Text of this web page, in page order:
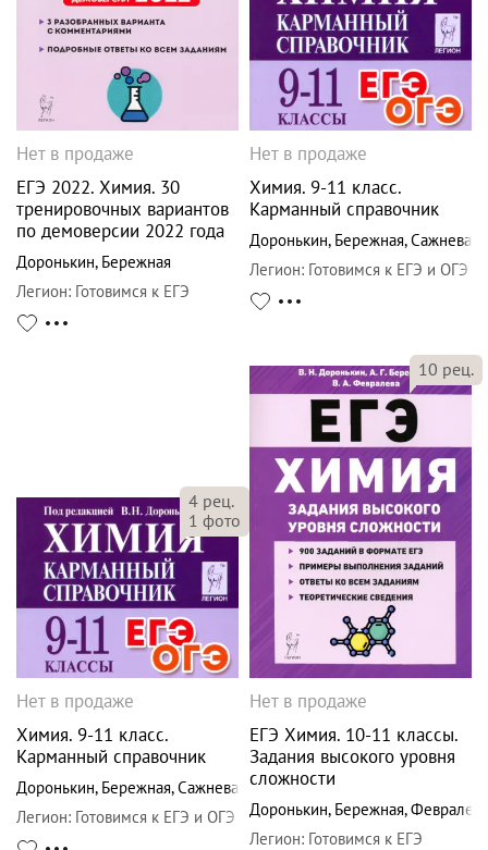
Нет в продаже
ЕГЭ 2022. Химия. 30
тренировочных вариантов
по демоверсии 2022 года
Доронькин, Бережная
Легион: Готовимся к ЕГЭ
Нет в продаже
Химия. 9-11 класс.
Карманный справочник
Доронькин, Бережная,Сажнева
Легион: Готовимся к ЕГЭ и ОГЭ
4 рец.
1 фото
Нет в продаже
Химия. 9-11 класс.
Карманный справочник
Доронькин, Бережная,Сажнева
Легион: Готовимся к ЕГЭ и ОГЭ
10 рец.
Нет в продаже
ЕГЭ Химия. 10-11 классы.
Задания высокого уровня
сложности
Доронькин, Бережная,Февралева
Легион: Готовимся к ЕГЭ